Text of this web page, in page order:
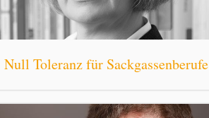
Null Toleranz für Sackgassenberufe